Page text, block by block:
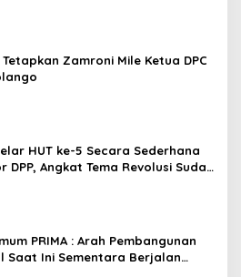
Tetapkan Zamroni Mile Ketua DPC
HUT ke-5 Secara Sederhana
DPP, Angkat Tema Revolusi Sudah
PRIMA : Arah Pembangunan
Saat Ini Sementara Berjalan